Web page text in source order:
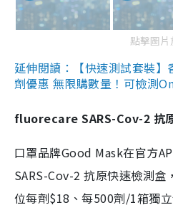
點擊圖片
延伸閱讀：【快速測試套裝
劑優惠 無限購數量！可檢測
fluorecare SARS-Cov-2 抗
口罩品牌Good Mask在官方
SARS-Cov-2 抗原快速檢測
位每劑$18、每500劑/1箱獨